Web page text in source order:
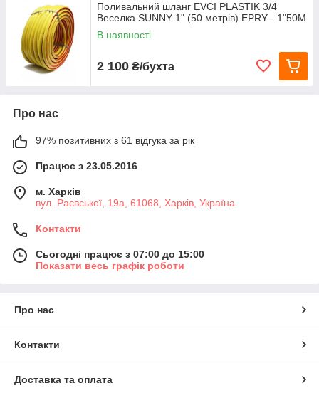
Поливальний шланг EVCI PLASTIK 3/4
Веселка SUNNY 1" (50 метрів) EPRY - 1"50M
В наявності
2 100 ₴/бухта
Про нас
97% позитивних з 61 відгука за рік
Працює з 23.05.2016
м. Харків
вул. Раєвської, 19а, 61068, Харків, Україна
Контакти
Сьогодні працює з 07:00 до 15:00
Показати весь графік роботи
Про нас
Контакти
Доставка та оплата